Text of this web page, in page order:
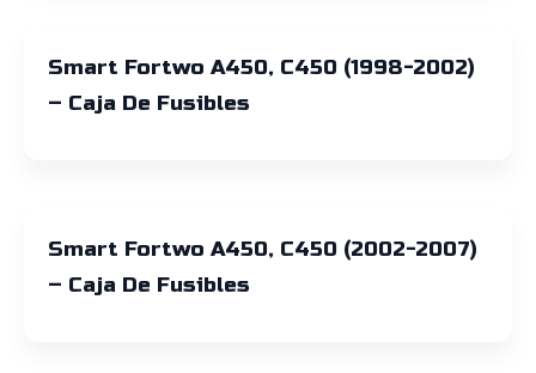
Smart Fortwo A450, C450 (1998-2002)
– Caja De Fusibles
Smart Fortwo A450, C450 (2002-2007)
– Caja De Fusibles